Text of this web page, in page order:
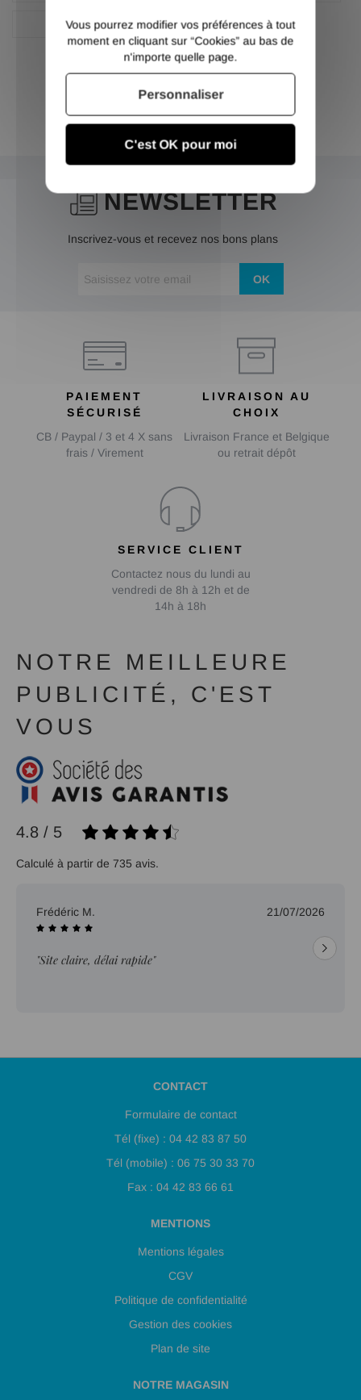
Plat
NEWSLETTER
Inscrivez-vous et recevez nos bons plans
OK
PAIEMENT
SÉCURISÉ
CB / Paypal / 3 et 4 X sans
frais / Virement
LIVRAISON AU
CHOIX
Livraison France et Belgique
ou retrait dépôt
SERVICE CLIENT
Contactez nous du lundi au
vendredi de 8h à 12h et de
14h à 18h
NOTRE MEILLEURE
PUBLICITÉ, C'EST
VOUS
4.8 / 5
Calculé à partir de 735 avis.
Frédéric M. 21/07/2026
"Site claire, délai rapide"
CONTACT
Formulaire de contact
Tél (fixe) : 04 42 83 87 50
Tél (mobile) : 06 75 30 33 70
Fax : 04 42 83 66 61
MENTIONS
Mentions légales
CGV
Politique de confidentialité
Gestion des cookies
Plan de site
NOTRE MAGASIN
Vous pourrez modifier vos préférences à tout
moment en cliquant sur “Cookies” au bas de
n'importe quelle page.
C'est OK pour moi
Personnaliser